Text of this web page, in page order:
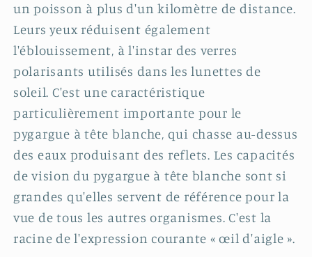
un poisson à plus d'un kilomètre de distance.
Leurs yeux réduisent également
l'éblouissement, à l'instar des verres
polarisants utilisés dans les lunettes de
soleil. C'est une caractéristique
particulièrement importante pour le
pygargue à tête blanche, qui chasse au-dessus
des eaux produisant des reflets. Les capacités
de vision du pygargue à tête blanche sont si
grandes qu'elles servent de référence pour la
vue de tous les autres organismes. C'est la
racine de l'expression courante « œil d'aigle ».